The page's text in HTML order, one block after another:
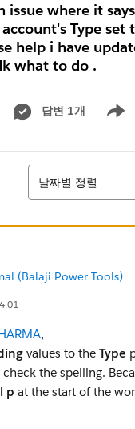
issue where it
Type set
help i have
what to do .
답변 1개
Show
정렬
날짜별 정렬
(Balaji Power Tools)
,
values to the Type
check the spelling.
p at the start of the